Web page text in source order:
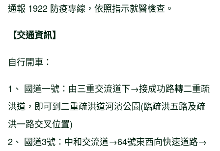
通報 1922 防疫專線，依照指示就醫檢查。
【交通資訊】
自行開車：
1、 國道一號：由三重交流道下→接成功路轉二重疏
洪道，即可到二重疏洪道河濱公園(臨疏洪五路及疏
洪一路交叉位置)
2、 國道3號：中和交流道→64號東西向快速道路→